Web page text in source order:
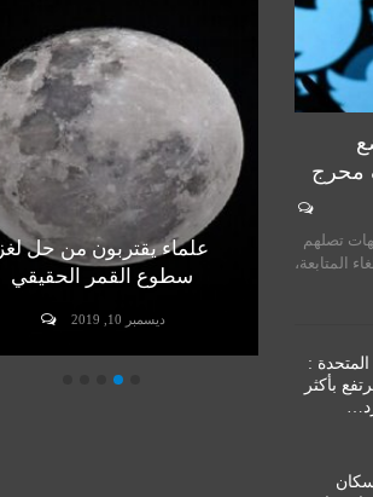
محرج
تصلهم
المتابعة،
:
بأكثر
نور
علماء يقتربون من حل لغز
سطوع القمر الحقيقي
ديسمبر 10, 2019